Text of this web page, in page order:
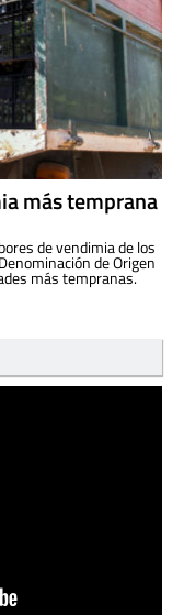
más temprana
de vendimia de los
de Origen
más tempranas.